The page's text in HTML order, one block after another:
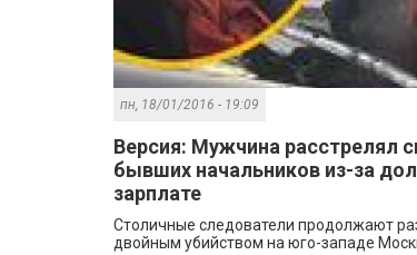
пн, 18/01/2016 - 19:09
Версия: Мужчина расстрелял
бывших начальников из-за
зарплате
Столичные следователи продолжают
двойным убийством на юго-западе